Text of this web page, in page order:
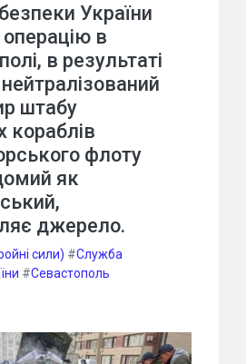
України
в
в результаті
штабу
кораблів
флоту
як
джерело.
сили) #Служба
#Севастополь